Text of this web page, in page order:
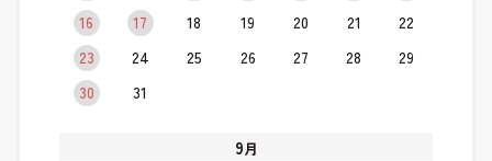
16
17 18 19 20 21
22
23
24 25 26 27 28
29
30
31
9月